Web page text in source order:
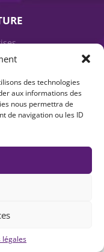
des technologies
aux informations des
nous permettra de
de navigation ou les ID
légales